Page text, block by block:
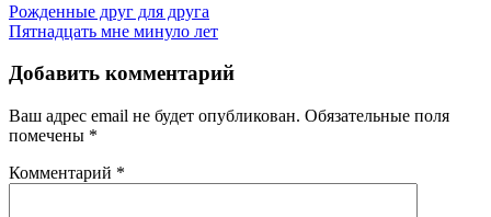
Рожденные друг для друга
Пятнадцать мне минуло лет
Добавить комментарий
Ваш адрес email не будет опубликован. Обязательные поля
помечены *
Комментарий *